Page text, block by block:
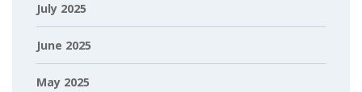
July 2025
June 2025
May 2025